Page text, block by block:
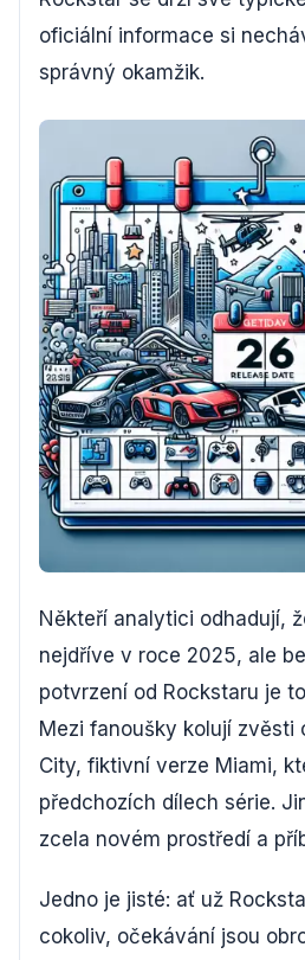
oficiální informace si
správný okamžik.
Někteří analytici odhadují,
nejdříve v roce 2025, ale
potvrzení od Rockstaru je
Mezi fanoušky kolují zvěsti
City, fiktivní verze Miami,
předchozích dílech série.
zcela novém prostředí a
Jedno je jisté: ať už
cokoliv, očekávání jsou